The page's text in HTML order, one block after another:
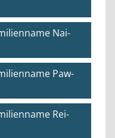
Nai-
Paw-
Rei-